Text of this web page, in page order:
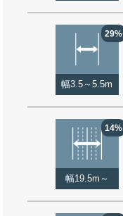
29%
幅3.5～5.5m
14%
幅19.5m～